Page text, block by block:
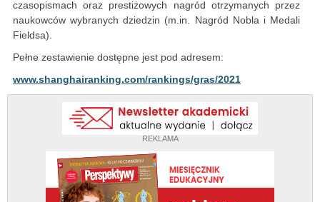
REKLAMA
czasopismach oraz prestiżowych nagród otrzymanych przez
naukowców wybranych dziedzin (m.in. Nagród Nobla i Medali
Fieldsa).
Pełne zestawienie dostępne jest pod adresem:
www.shanghairanking.com/rankings/gras/2021